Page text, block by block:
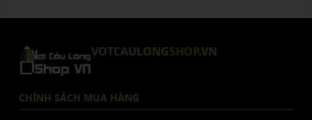
VOTCAULONGSHOP.VN
CHÍNH SÁCH MUA HÀNG